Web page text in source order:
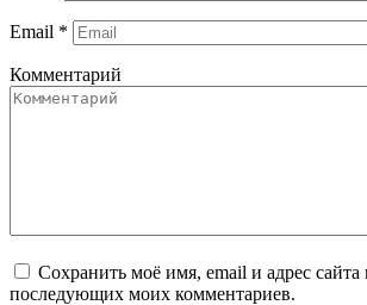
Email *
Комментарий
Сохранить моё имя, email и адрес сайта
последующих моих комментариев.